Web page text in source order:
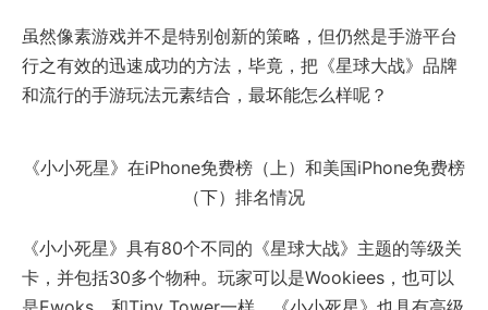
虽然像素游戏并不是特别创新的策略，但仍然是手游平台
行之有效的迅速成功的方法，毕竟，把《星球大战》品牌
和流行的手游玩法元素结合，最坏能怎么样呢？
《小小死星》在iPhone免费榜（上）和美国iPhone免费榜
（下）排名情况
《小小死星》具有80个不同的《星球大战》主题的等级关
卡，并包括30多个物种。玩家可以是Wookiees，也可以